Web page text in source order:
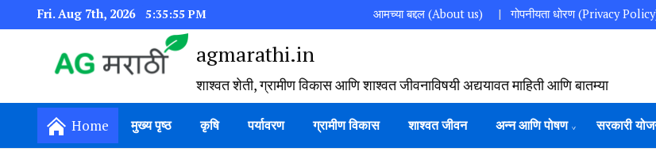
Fri. Aug 7th, 2026 5:35:56 PM आमच्या बद्दल (About us) गोपनीयता धोरण (Privacy
agmarathi.in
शाश्वत शेती, ग्रामीण विकास आणि शाश्वत जीवनाविषयी अद्ययावत माहिती आणि बातम्या
Home मुख्य पृष्ठ कृषि पर्यावरण ग्रामीण विकास शाश्वत जीवन अन्न आणि पोषण सरकारी